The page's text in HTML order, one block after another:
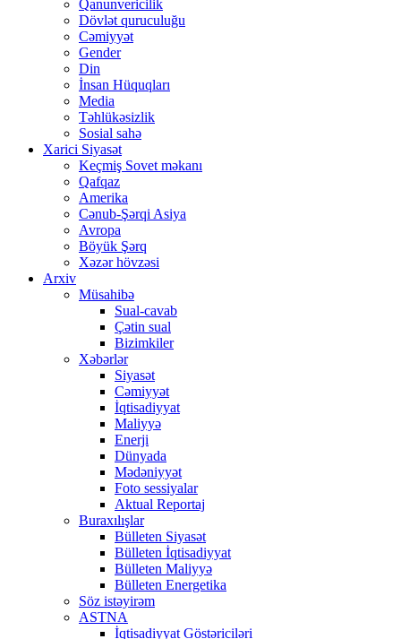
Qanunvericilik
Dövlət quruculuğu
Cəmiyyət
Gender
Din
İnsan Hüquqları
Media
Təhlükəsizlik
Sosial sahə
Xarici Siyasət
Keçmiş Sovet məkanı
Qafqaz
Amerika
Cənub-Şərqi Asiya
Avropa
Böyük Şərq
Xəzər hövzəsi
Arxiv
Müsahibə
Sual-cavab
Çətin sual
Bizimkiler
Xəbərlər
Siyasət
Cəmiyyət
İqtisadiyyat
Maliyyə
Enerji
Dünyada
Mədəniyyət
Foto sessiyalar
Aktual Reportaj
Buraxılışlar
Bülleten Siyasət
Bülleten İqtisadiyyat
Bülleten Maliyyə
Bülleten Energetika
Söz istəyirəm
ASTNA
İqtisadiyyat Göstəriciləri